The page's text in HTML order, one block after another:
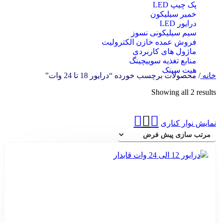
پک چیپ LED
خمیر سیلیکون
درایور LED
سیم سیلیکونی نسوز
فروش عمده خازن الکترولیت
ماژول های کاربردی
منابع تغذیه سوییچینگ
هیت سینک
خانه/ محصولات برچسب خورده “درایور 18 تا 24 وات”
Showing all 2 results
نمایش نوار کناری